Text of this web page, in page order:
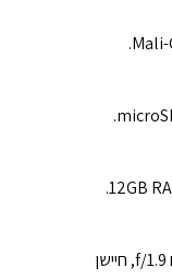
המצלמה הראשית היא 108 MP עם צמצם f/1.9, חיישן